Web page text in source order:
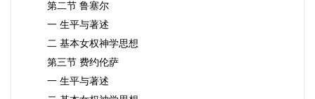
第二节 鲁塞尔
一 生平与著述
二 基本女权神学思想
第三节 费约伦萨
一 生平与著述